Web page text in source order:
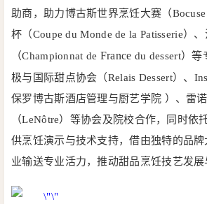
助商，助力博古斯世界烹饪大赛（
杯（Coupe du Monde de la Patisserie）
（Championnat de France du dessert）
极与国际甜点协会（Relais Dessert）、
保罗博古斯酒店管理与厨艺学院 ）、雷
（LeNôtre）等协会及院校合作，同时依
供烹饪演示与技术支持，借由独特的品
业输送专业活力，推动甜品烹饪技艺发展